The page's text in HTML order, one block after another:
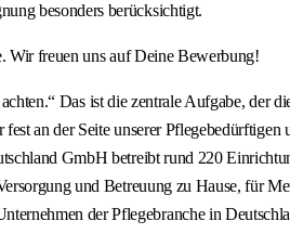
besonders berücksichtigt.
freuen uns auf Deine Bewerbung!
Das ist die zentrale Aufgabe,
an der Seite unserer
GmbH betreibt rund 220
und Betreuung zu Hause, für
der Pflegebranche in